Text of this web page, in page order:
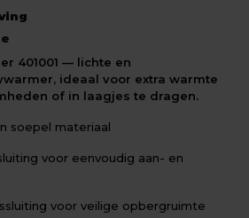
401001 — lichte en
ideaal voor extra warmte
of in laagjes te dragen.
soepel materiaal
voor eenvoudig aan- en
voor veilige opbergruimte